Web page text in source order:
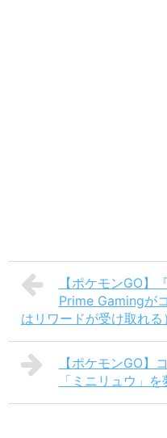
【ポケモンGO
Prime Gamingが
はリワードが受け取れる）
【ポケモンGO】
「ミニリュウ」